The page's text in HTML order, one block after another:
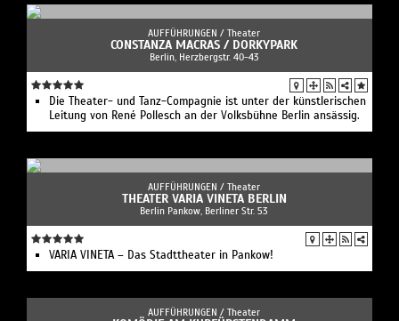
AUFFÜHRUNGEN / Theater
CONSTANZA MACRAS / DORKYPARK
Berlin, Herzbergstr. 40-43
Die Theater- und Tanz-Compagnie ist unter der künstlerischen
Leitung von René Pollesch an der Volksbühne Berlin ansässig.
AUFFÜHRUNGEN / Theater
THEATER VARIA VINETA BERLIN
Berlin Pankow, Berliner Str. 53
VARIA VINETA – Das Stadttheater in Pankow!
AUFFÜHRUNGEN / Theater